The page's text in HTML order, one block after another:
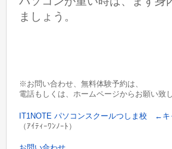
ましょう。
※お問い合わせ、無料体験予約は、
電話もしくは、ホームページからお願い致し
IT1NOTE パソコンスクールつしま校 ←キ
（ｱｲﾃｨｰﾜﾝﾉｰﾄ）